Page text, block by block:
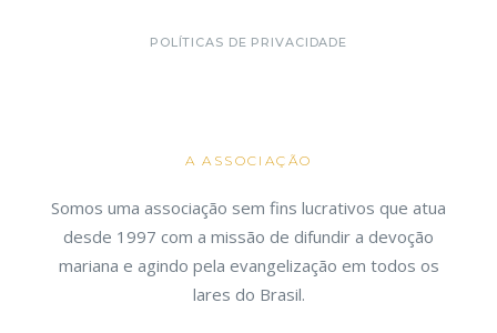
POLÍTICAS DE PRIVACIDADE
A ASSOCIAÇÃO
Somos uma associação sem fins lucrativos que atua
desde 1997 com a missão de difundir a devoção
mariana e agindo pela evangelização em todos os
lares do Brasil.